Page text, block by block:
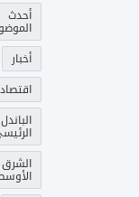
أحدث
أخبار
اقتصاد
الباندل
الشرق